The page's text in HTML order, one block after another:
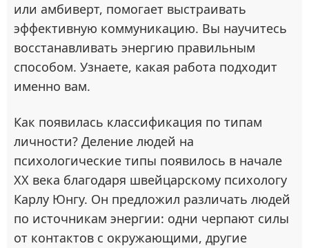
или амбиверт, помогает выстраивать
эффективную коммуникацию. Вы научитесь
восстанавливать энергию правильным
способом. Узнаете, какая работа подходит
именно вам.
Как появилась классификация по типам
личности? Деление людей на
психологические типы появилось в начале
XX века благодаря швейцарскому психологу
Карлу Юнгу. Он предложил различать людей
по источникам энергии: одни черпают силы
от контактов с окружающими, другие